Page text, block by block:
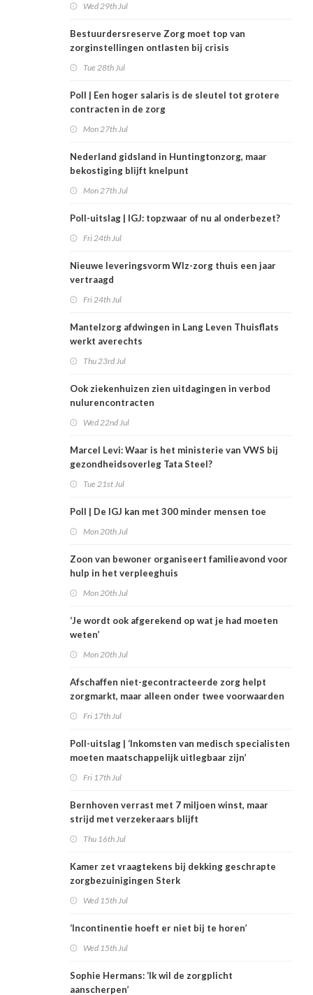
Wed 29th Jul
Bestuurdersreserve Zorg moet top van
zorginstellingen ontlasten bij crisis
Tue 28th Jul
Poll | Een hoger salaris is de sleutel tot grotere
contracten in de zorg
Mon 27th Jul
Nederland gidsland in Huntingtonzorg, maar
bekostiging blijft knelpunt
Mon 27th Jul
Poll-uitslag | IGJ: topzwaar of nu al onderbezet?
Fri 24th Jul
Nieuwe leveringsvorm Wlz-zorg thuis een jaar
vertraagd
Fri 24th Jul
Mantelzorg afdwingen in Lang Leven Thuisflats
werkt averechts
Thu 23rd Jul
Ook ziekenhuizen zien uitdagingen in verbod
nulurencontracten
Wed 22nd Jul
Marcel Levi: Waar is het ministerie van VWS bij
gezondheidsoverleg Tata Steel?
Tue 21st Jul
Poll | De IGJ kan met 300 minder mensen toe
Mon 20th Jul
Zoon van bewoner organiseert familieavond voor
hulp in het verpleeghuis
Mon 20th Jul
‘Je wordt ook afgerekend op wat je had moeten
weten’
Mon 20th Jul
Afschaffen niet-gecontracteerde zorg helpt
zorgmarkt, maar alleen onder twee voorwaarden
Fri 17th Jul
Poll-uitslag | ‘Inkomsten van medisch specialisten
moeten maatschappelijk uitlegbaar zijn’
Fri 17th Jul
Bernhoven verrast met 7 miljoen winst, maar
strijd met verzekeraars blijft
Thu 16th Jul
Kamer zet vraagtekens bij dekking geschrapte
zorgbezuinigingen Sterk
Wed 15th Jul
‘Incontinentie hoeft er niet bij te horen’
Wed 15th Jul
Sophie Hermans: ‘Ik wil de zorgplicht
aanscherpen’